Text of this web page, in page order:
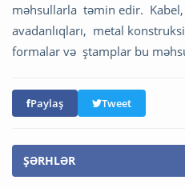
məhsullarla təmin edir.
avadanlıqları, metal
formalar və ştamplar bu
Paylaş Tweet
ŞƏRHLƏR